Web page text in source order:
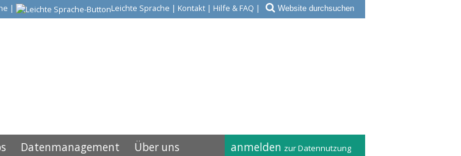
| Leichte Sprache | Kontakt | Hilfe & FAQ |
anmelden zur Datennutzung
Datenmanagement Über uns